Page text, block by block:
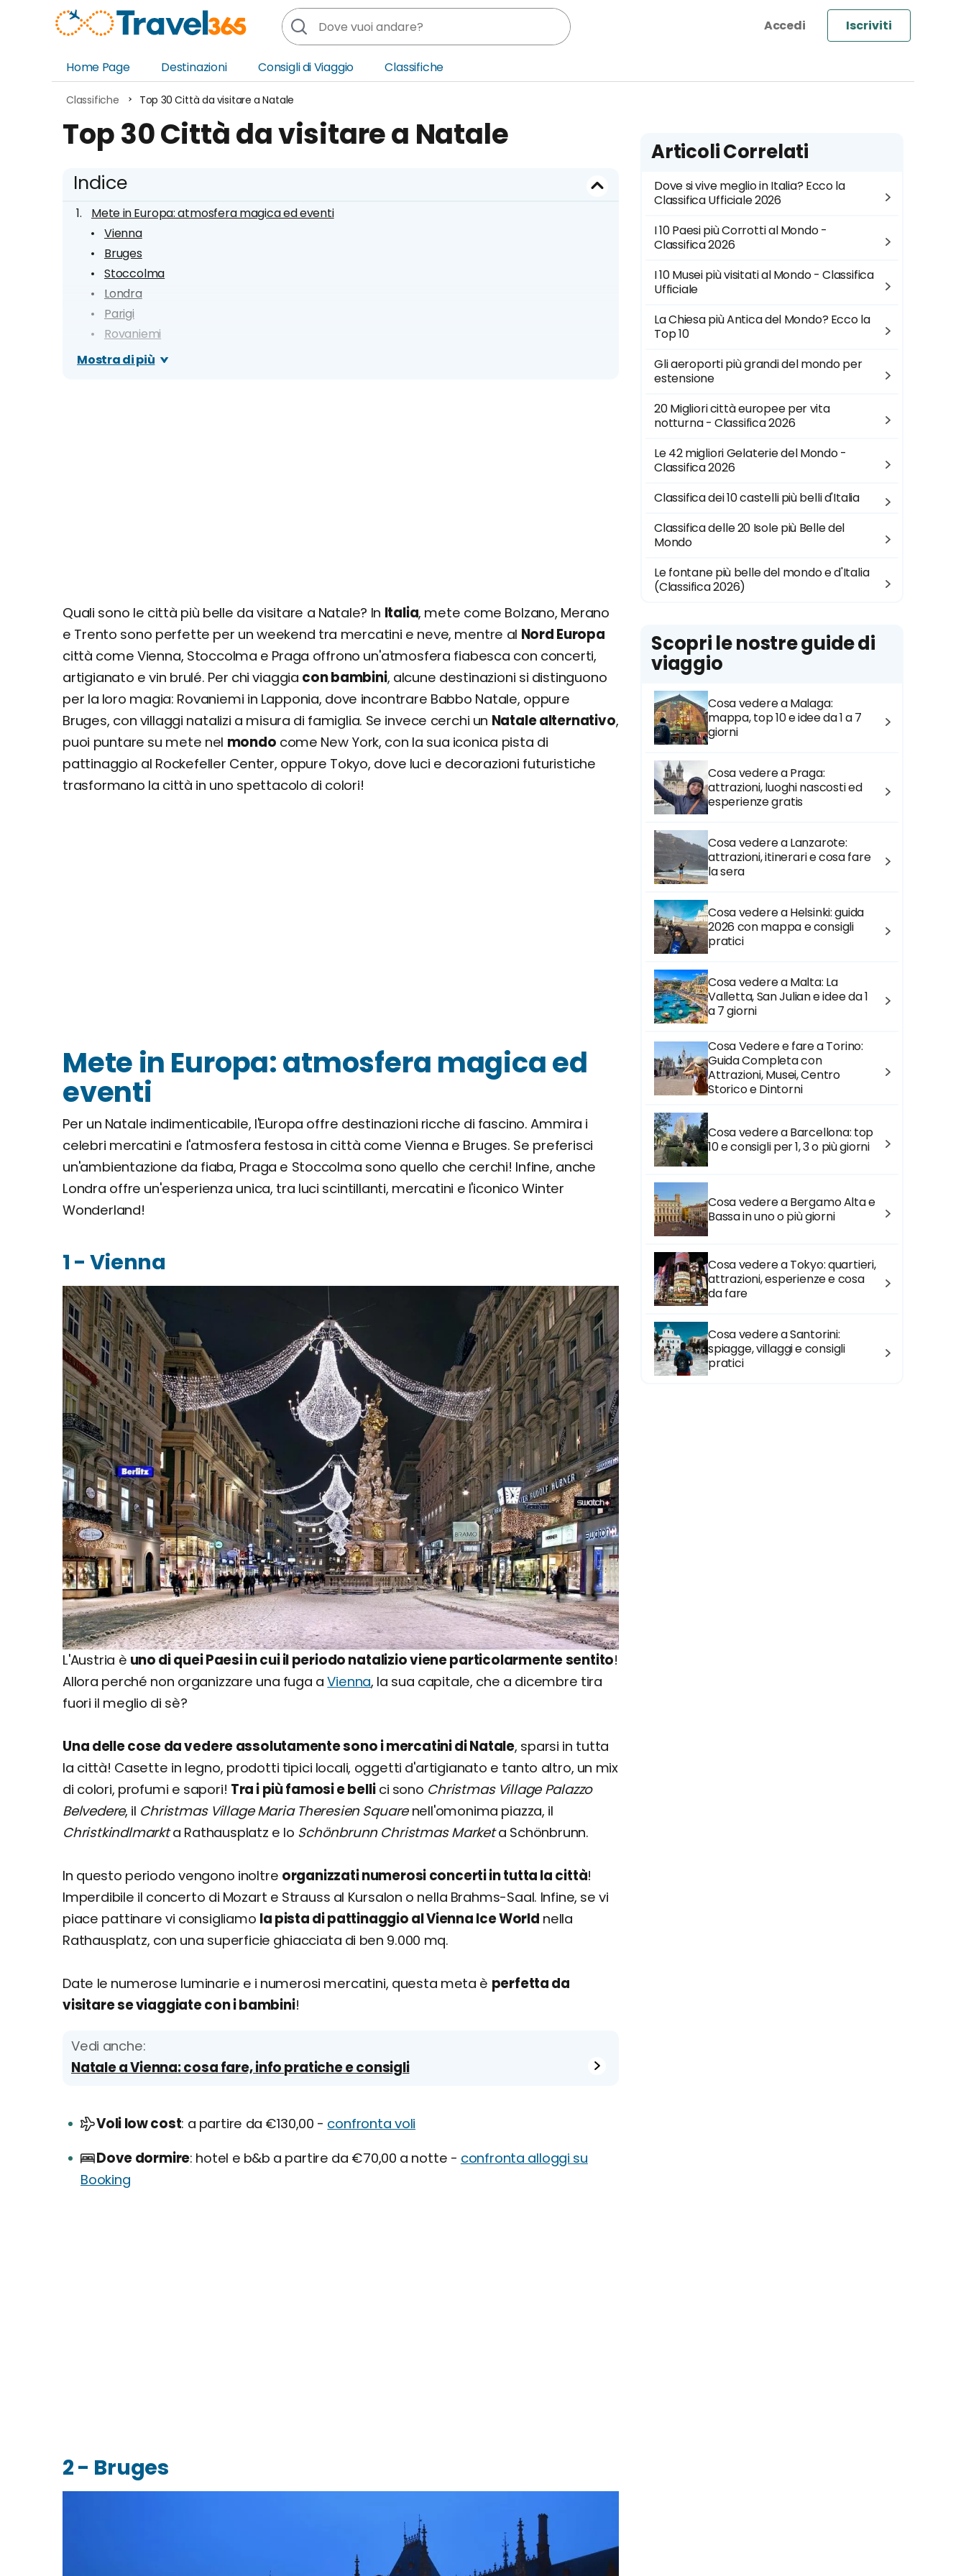
Iscriviti
Home Page
Destinazioni
Africa
Europa
Oceania
Nord America
America Centrale
Consigli di Viaggio Classifiche
Classifiche Top 30 Città da visitare a Natale
Top 30 Città da visitare a Natale
Indice
Mete in Europa: atmosfera magica ed eventi
Vienna
Bruges
Stoccolma
Londra
Parigi
Rovaniemi
Praga
Venezia
Lecce
Mete nel mondo: luoghi esotici e posti alternativi
New York
Dubai
Rio de Janeiro
Bangkok
Reykjavik
Tokyo
Mostra di più
Quali sono le città più belle da visitare a Natale? In Italia, mete come Bolzano, Merano
e Trento sono perfette per un weekend tra mercatini e neve, mentre al Nord Europa
città come Vienna, Stoccolma e Praga offrono un'atmosfera fiabesca con concerti,
artigianato e vin brulé. Per chi viaggia con bambini, alcune destinazioni si distinguono
per la loro magia: Rovaniemi in Lapponia, dove incontrare Babbo Natale, oppure
Bruges, con villaggi natalizi a misura di famiglia. Se invece cerchi un Natale alternativo,
puoi puntare su mete nel mondo come New York, con la sua iconica pista di
pattinaggio al Rockefeller Center, oppure Tokyo, dove luci e decorazioni futuristiche
trasformano la città in uno spettacolo di colori!
Mete in Europa: atmosfera magica ed
eventi
Per un Natale indimenticabile, l'Europa offre destinazioni ricche di fascino. Ammira i
celebri mercatini e l'atmosfera festosa in città come Vienna e Bruges. Se preferisci
un'ambientazione da fiaba, Praga e Stoccolma sono quello che cerchi! Infine, anche
Londra offre un'esperienza unica, tra luci scintillanti, mercatini e l'iconico Winter
Wonderland!
1 - Vienna
L'Austria è uno di quei Paesi in cui il periodo natalizio viene particolarmente sentito!
Allora perché non organizzare una fuga aVienna, la sua capitale, che a dicembre tira
fuori il meglio di sè?
Una delle cose da vedere assolutamente sono i mercatini di Natale, sparsi in tutta
la città! Casette in legno, prodotti tipici locali, oggetti d'artigianato e tanto altro, un mix
di colori, profumi e sapori! Tra i più famosi e bellici sono Christmas Village Palazzo
Belvedere, il Christmas Village Maria Theresien Squarenell'omonima piazza, il
Christkindlmarkta Rathausplatz e lo Schönbrunn Christmas Marketa Schönbrunn.
In questo periodo vengono inoltre organizzati numerosi concerti in tutta la città!
Imperdibile il concerto di Mozart e Strauss al Kursalon o nella Brahms-Saal. Infine, se vi
piace pattinare vi consigliamo la pista di pattinaggio al Vienna Ice World nella
Rathausplatz, con una superficie ghiacciata di ben 9.000 mq.
Date le numerose luminarie e i numerosi mercatini, questa meta è perfetta da
visitare se viaggiate con i bambini!
Vedi anche:
Natale a Vienna: cosa fare, info pratiche e consigli
Voli low cost a partire da €130,00 - confronta voli
Dove dormire hotel e b&b a partire da €70,00 a notte - confronta alloggi su
Booking
2 - Bruges
Articoli Correlati
Dove si vive meglio in Italia? Ecco la
Classifica Ufficiale 2026
I 10 Paesi più Corrotti al Mondo -
Classifica 2026
I 10 Musei più visitati al Mondo - Classifica
Ufficiale
La Chiesa più Antica del Mondo? Ecco la
Top 10
Gli aeroporti più grandi del mondo per
estensione
20 Migliori città europee per vita
notturna - Classifica 2026
Le 42 migliori Gelaterie del Mondo -
Classifica 2026
Classifica dei 10 castelli più belli d'Italia
Classifica delle 20 Isole più Belle del
Mondo
Le fontane più belle del mondo e d'Italia
(Classifica 2026)
Scopri le nostre guide di
viaggio
Cosa vedere a Malaga:
mappa, top 10 e idee da 1 a 7
giorni
Cosa vedere a Praga:
attrazioni, luoghi nascosti ed
esperienze gratis
Cosa vedere a Lanzarote:
attrazioni, itinerari e cosa fare
la sera
Cosa vedere a Helsinki: guida
2026 con mappa e consigli
pratici
Cosa vedere a Malta: La
Valletta, San Julian e idee da 1
a 7 giorni
Cosa Vedere e fare a Torino:
Guida Completa con
Attrazioni, Musei, Centro
Storico e Dintorni
Cosa vedere a Barcellona: top
10 e consigli per 1, 3 o più giorni
Cosa vedere a Bergamo Alta e
Bassa in uno o più giorni
Cosa vedere a Tokyo: quartieri,
attrazioni, esperienze e cosa
da fare
Cosa vedere a Santorini:
spiagge, villaggi e consigli
pratici